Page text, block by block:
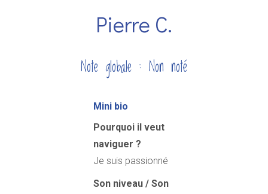
Pierre C.
Note globale : Non noté
Mini bio
Pourquoi il veut
naviguer ?
Je suis passionné
Son niveau / Son